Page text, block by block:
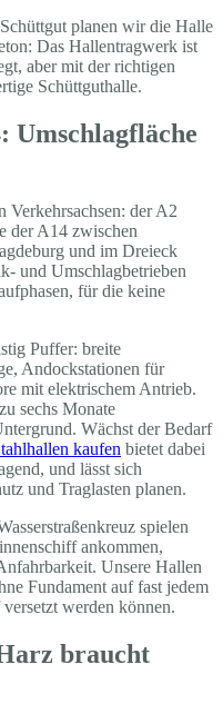
planen wir die Halle
Das Hallentragwerk ist
aber mit der richtigen
Schüttguthalle.
Umschlagfläche
Verkehrsachsen: der A2
der A14 zwischen
und im Dreieck
und Umschlagbetrieben
für die keine
Puffer: breite
Andockstationen für
mit elektrischem Antrieb.
sechs Monate
Wächst der Bedarf
kaufen bietet dabei
und lässt sich
und Traglasten planen.
spielen
ankommen,
Unsere Hallen
Fundament auf fast jedem
werden können.
braucht